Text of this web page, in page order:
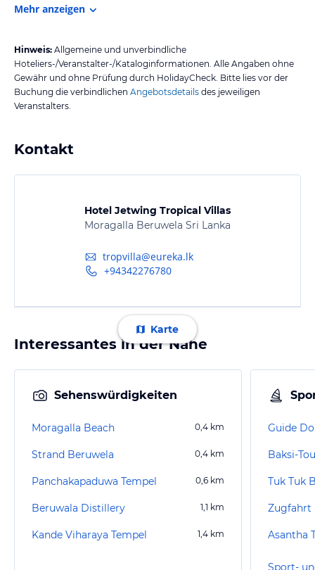
Mehr anzeigen
Hinweis: Allgemeine und unverbindliche
Hoteliers-/Veranstalter-/Kataloginformationen. Alle Angaben ohne
Gewähr und ohne Prüfung durch HolidayCheck. Bitte lies vor der
Buchung die verbindlichen Angebotsdetails des jeweiligen
Veranstalters.
Kontakt
Hotel Jetwing Tropical Villas
Moragalla Beruwela Sri Lanka
tropvilla@eureka.lk
+94342276780
Karte
Interessantes in der Nähe
Sehenswürdigkeiten
Moragalla Beach 0,4 km
Strand Beruwela 0,4 km
Panchakapaduwa Tempel 0,6 km
Beruwala Distillery 1,1 km
Kande Viharaya Tempel 1,4 km
Guide
Baksi-
Tuk Tuk
Zugfahrt
Asantha
Sport-